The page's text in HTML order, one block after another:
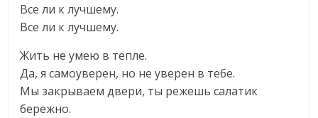
Все ли к лучшему.
Все ли к лучшему.
Жить не умею в тепле.
Да, я самоуверен, но не уверен в тебе.
Мы закрываем двери, ты режешь салатик
бережно.